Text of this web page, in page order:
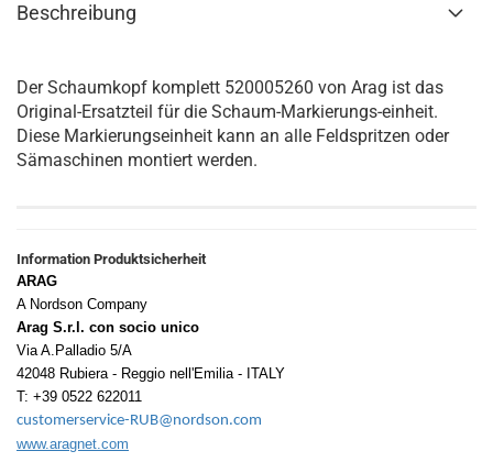
Beschreibung
Der Schaumkopf komplett 520005260 von Arag ist das
Original-Ersatzteil für die Schaum-Markierungs-einheit.
Diese Markierungseinheit kann an alle Feldspritzen oder
Sämaschinen montiert werden.
Information Produktsicherheit
ARAG
A Nordson Company
Arag S.r.l. con socio unico
Via A.Palladio 5/A
42048 Rubiera - Reggio nell'Emilia - ITALY
T: +39 0522 622011
customerservice-RUB@nordson.com
www.aragnet.com